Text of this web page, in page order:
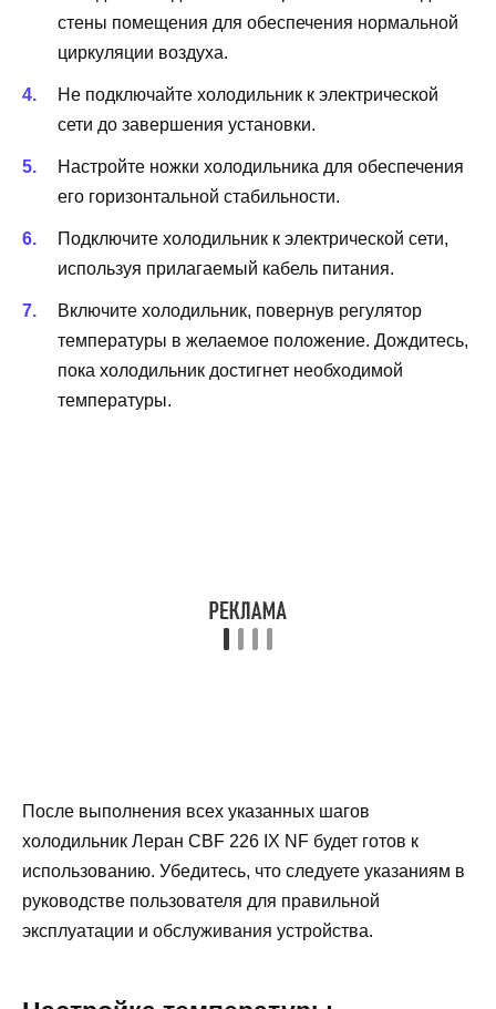
стены помещения для обеспечения нормальной
циркуляции воздуха.
Не подключайте холодильник к электрической
сети до завершения установки.
Настройте ножки холодильника для обеспечения
его горизонтальной стабильности.
Подключите холодильник к электрической сети,
используя прилагаемый кабель питания.
Включите холодильник, повернув регулятор
температуры в желаемое положение. Дождитесь,
пока холодильник достигнет необходимой
температуры.
После выполнения всех указанных шагов
холодильник Леран CBF 226 IX NF будет готов к
использованию. Убедитесь, что следуете указаниям в
руководстве пользователя для правильной
эксплуатации и обслуживания устройства.